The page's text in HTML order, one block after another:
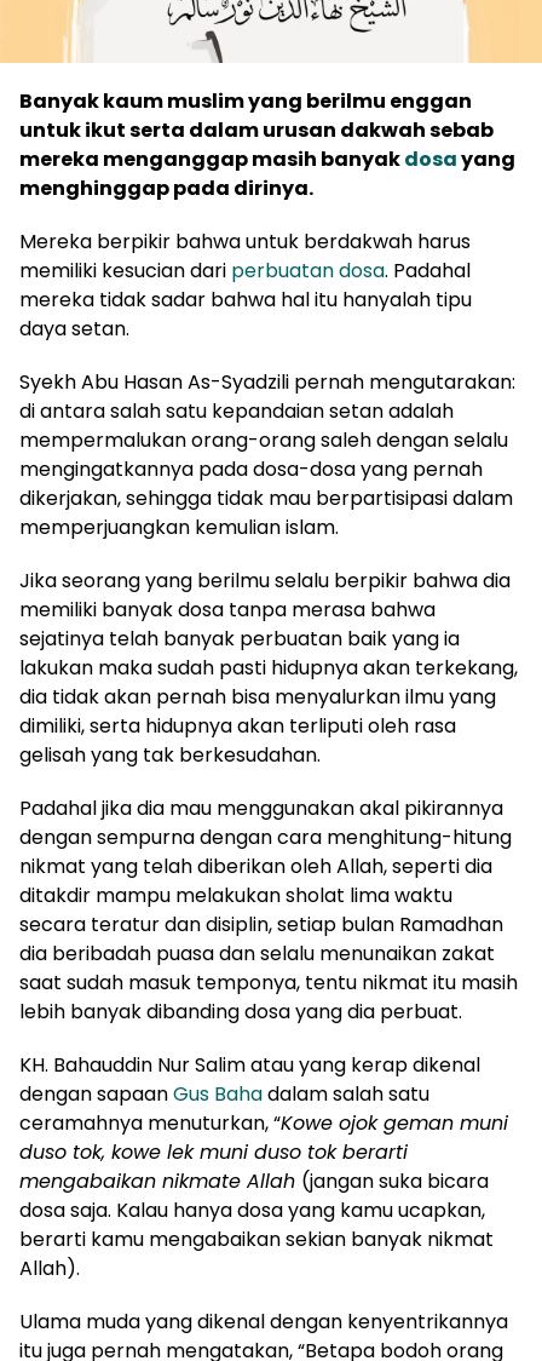
Banyak kaum muslim yang berilmu enggan
untuk ikut serta dalam urusan dakwah sebab
mereka menganggap masih banyakdosayang
menghinggap pada dirinya.
Mereka berpikir bahwa untuk berdakwah harus
memiliki kesucian dari perbuatan dosa. Padahal
mereka tidak sadar bahwa hal itu hanyalah tipu
daya setan.
Syekh Abu Hasan As-Syadzili pernah mengutarakan:
di antara salah satu kepandaian setan adalah
mempermalukan orang-orang saleh dengan selalu
mengingatkannya pada dosa-dosa yang pernah
dikerjakan, sehingga tidak mau berpartisipasi dalam
memperjuangkan kemulian islam.
Jika seorang yang berilmu selalu berpikir bahwa dia
memiliki banyak dosa tanpa merasa bahwa
sejatinya telah banyak perbuatan baik yang ia
lakukan maka sudah pasti hidupnya akan terkekang,
dia tidak akan pernah bisa menyalurkan ilmu yang
dimiliki, serta hidupnya akan terliputi oleh rasa
gelisah yang tak berkesudahan.
Padahal jika dia mau menggunakan akal pikirannya
dengan sempurna dengan cara menghitung-hitung
nikmat yang telah diberikan oleh Allah, seperti dia
ditakdir mampu melakukan sholat lima waktu
secara teratur dan disiplin, setiap bulan Ramadhan
dia beribadah puasa dan selalu menunaikan zakat
saat sudah masuk temponya, tentu nikmat itu masih
lebih banyak dibanding dosa yang dia perbuat.
KH. Bahauddin Nur Salim atau yang kerap dikenal
dengan sapaanGus Bahadalam salah satu
ceramahnya menuturkan, “Kowe ojok geman muni
duso tok, kowe lek muni duso tok berarti
mengabaikan nikmate Allah (jangan suka bicara
dosa saja. Kalau hanya dosa yang kamu ucapkan,
berarti kamu mengabaikan sekian banyak nikmat
Allah).
Ulama muda yang dikenal dengan kenyentrikannya
itu juga pernah mengatakan, “Betapa bodoh orang